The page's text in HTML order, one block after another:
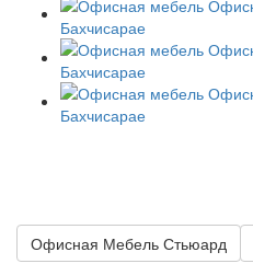
Офисная Мебель Стьюард